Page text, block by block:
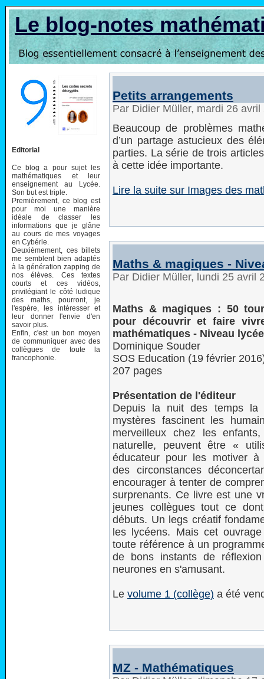
Le blog-notes
Editorial
Ce blog a pour sujet les
mathématiques et leur
enseignement au Lycée.
Son but est triple.
Premièrement, ce blog est
pour moi une manière
idéale de classer les
informations que je glâne
au cours de mes voyages
en Cybérie.
Deuxièmement, ces billets
me semblent bien adaptés
à la génération zapping de
nos élèves. Ces textes
courts et ces vidéos,
privilégiant le côté ludique
des maths, pourront, je
l'espère, les intéresser et
leur donner l'envie d'en
savoir plus.
Enfin, c'est un bon moyen
de communiquer avec des
collègues de toute la
francophonie.
Petits arrangements
Par Didier Müller, mardi 26
Beaucoup de problèmes
d’un partage astucieux des
parties. La série de trois
à cette idée importante.
Lire la suite sur Images des
Maths & magiques -
Par Didier Müller, lundi 25 avril
Maths & magiques : 50
pour découvrir et faire
mathématiques - Niveau lycée
Dominique Souder
SOS Education (19 février
207 pages
Présentation de l'éditeur
Depuis la nuit des temps la
mystères fascinent les
merveilleux chez les
naturelle, peuvent être «
éducateur pour les motiver à
des circonstances
encourager à tenter de
surprenants. Ce livre est une
jeunes collègues tout ce
débuts. Un legs créatif
les lycéens. Mais cet
toute référence à un
de bons instants de
neurones en s'amusant.
Le volume 1 (collège) a été
MZ - Mathématiques